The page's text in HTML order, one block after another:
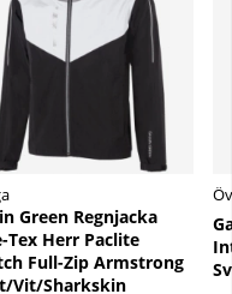
Green Regnjacka
Tex Herr Paclite
Full-Zip Armstrong
Vit/Sharkskin